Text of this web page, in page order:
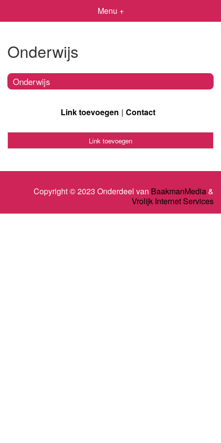
Menu +
Onderwijs
Onderwijs
Link toevoegen Contact
Link toevoegen
Copyright © 2023 Onderdeel van BaakmanMedia&
Vrolijk Internet Services